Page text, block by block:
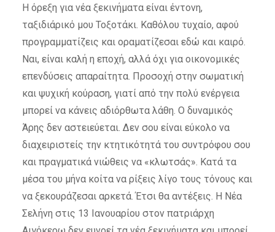
Η όρεξη για νέα ξεκινήματα είναι έντονη,
ταξιδιάρικό μου Τοξοτάκι. Καθόλου τυχαίο, αφού
προγραμματίζεις και οραματίζεσαι εδώ και καιρό.
Ναι, είναι καλή η εποχή, αλλά όχι για οικονομικές
επενδύσεις απαραίτητα. Προσοχή στην σωματική
και ψυχική κούραση, γιατί από την πολύ ενέργεια
μπορεί να κάνεις αδιόρθωτα λάθη. Ο δυναμικός
Άρης δεν αστειεύεται. Δεν σου είναι εύκολο να
διαχειριστείς την κτητικότητά του συντρόφου σου
και πραγματικά νιώθεις να «κλωτσάς». Κατά τα
μέσα του μήνα κοίτα να ρίξεις λίγο τους τόνους και
να ξεκουράζεσαι αρκετά. Έτσι θα αντέξεις. Η Νέα
Σελήνη στις 13 Ιανουαρίου στον πατριάρχη